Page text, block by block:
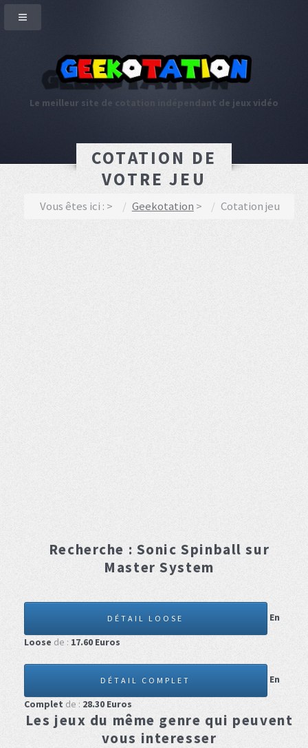
Le meilleur site de cotation indépendant de jeux vidéo
COTATION DE
VOTRE JEU
Vous êtes ici : Geekotation Cotation jeu
Recherche : Sonic Spinball sur
Master System
DÉTAIL LOOSE
En
Loose de : 17.60 Euros
DÉTAIL COMPLET
En
Complet de : 28.30 Euros
Les jeux du même genre qui peuvent
vous interesser